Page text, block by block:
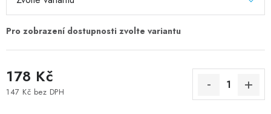
178 Kč
147 Kč bez DPH